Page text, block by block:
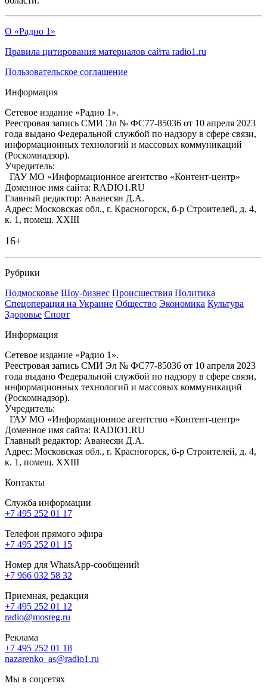
О «Радио 1»
Правила цитирования материалов сайта radio1.ru
Пользовательское соглашение
Информация
Сетевое издание «Радио 1».
Реестровая запись СМИ Эл № ФС77-85036 от 10 апреля 2023
года выдано Федеральной службой по надзору в сфере связи,
информационных технологий и массовых коммуникаций
(Роскомнадзор).
Учредитель:
ГАУ МО «Информационное агентство «Контент-центр»
Доменное имя сайта: RADIO1.RU
Главный редактор: Аванесян Д.А.
Адрес: Московская обл., г. Красногорск, б-р Строителей, д. 4,
к. 1, помещ. XXIII
16+
Рубрики
Подмосковье Шоу-бизнес Происшествия Политика
Спецоперация на Украине Общество Экономика Культура
Здоровье Спорт
Информация
Сетевое издание «Радио 1».
Реестровая запись СМИ Эл № ФС77-85036 от 10 апреля 2023
года выдано Федеральной службой по надзору в сфере связи,
информационных технологий и массовых коммуникаций
(Роскомнадзор).
Учредитель:
ГАУ МО «Информационное агентство «Контент-центр»
Доменное имя сайта: RADIO1.RU
Главный редактор: Аванесян Д.А.
Адрес: Московская обл., г. Красногорск, б-р Строителей, д. 4,
к. 1, помещ. XXIII
Контакты
Служба информации
+7 495 252 01 17
Телефон прямого эфира
+7 495 252 01 15
Номер для WhatsApp-сообщений
+7 966 032 58 32
Приемная, редакция
+7 495 252 01 12
radio@mosreg.ru
Реклама
+7 495 252 01 18
nazarenko_as@radio1.ru
Мы в соцсетях